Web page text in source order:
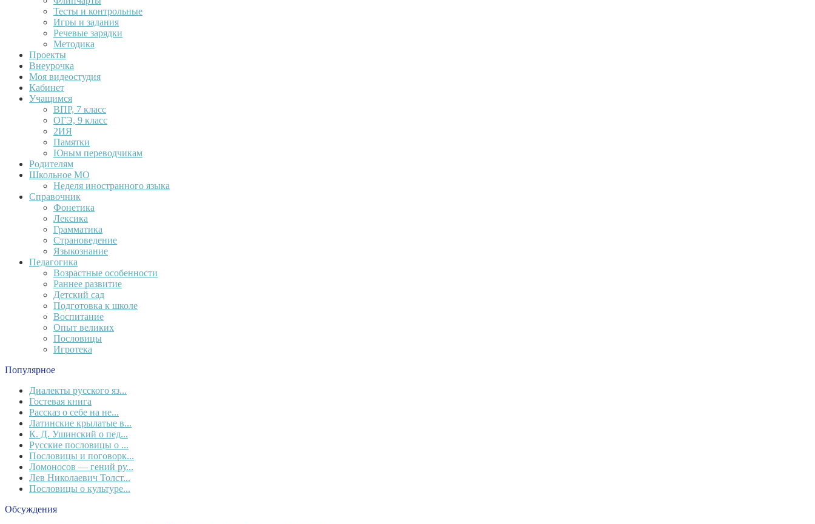
Тесты и контрольные
Игры и задания
Речевые зарядки
Методика
Проекты
Внеурочка
Моя видеостудия
Кабинет
Учащимся
ВПР, 7 класс
ОГЭ, 9 класс
2ИЯ
Памятки
Юным переводчикам
Родителям
Школьное МО
Неделя иностранного языка
Справочник
Фонетика
Лексика
Грамматика
Страноведение
Языкознание
Педагогика
Возрастные особенности
Раннее развитие
Детский сад
Подготовка к школе
Воспитание
Опыт великих
Пословицы
Игротека
Популярное
Диалекты русского яз...
Гостевая книга
Рассказ о себе на не...
Латинские крылатые в...
К. Д. Ушинский о пед...
Русские пословицы о ...
Пословицы и поговорк...
Ломоносов — гений ру...
Лев Николаевич Толст...
Пословицы о культуре...
Обсуждения